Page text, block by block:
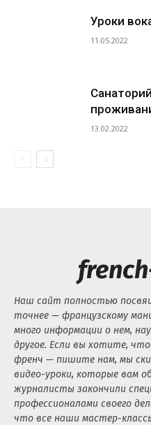
Уроки
11.05.2022
13.02.2022
Наш сайт полностью
точнее — французскому
много информации о нем,
другое. Если вы хотите,
френч — пишите нам, мы
видео-уроки, которые вам
журналисты закончили
профессионалами своего
что все наши мастер-